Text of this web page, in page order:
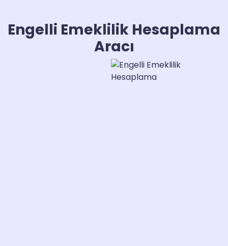
Engelli Emeklilik Hesaplama
Aracı